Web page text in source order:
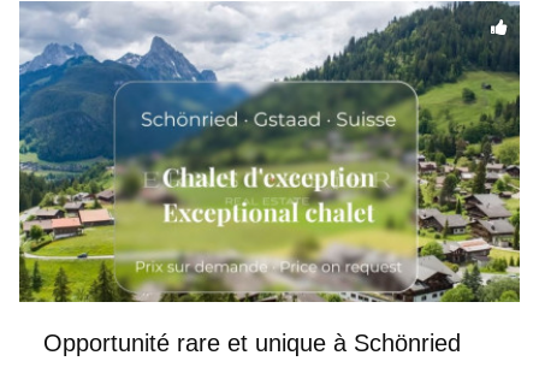
Opportunité rare et unique à Schönried